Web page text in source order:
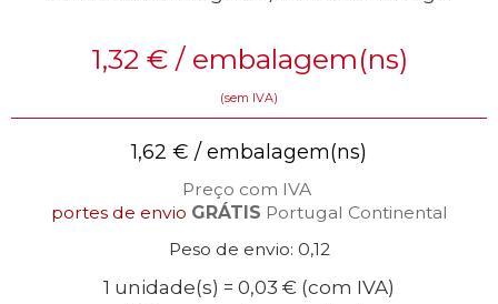
1,32 €/ embalagem(ns)
(sem IVA)
1,62 € / embalagem(ns)
Preço com IVA
portes de envio GRÁTIS Portugal Continental
Peso de envio: 0,12
1 unidade(s) = 0,03 € (com IVA)